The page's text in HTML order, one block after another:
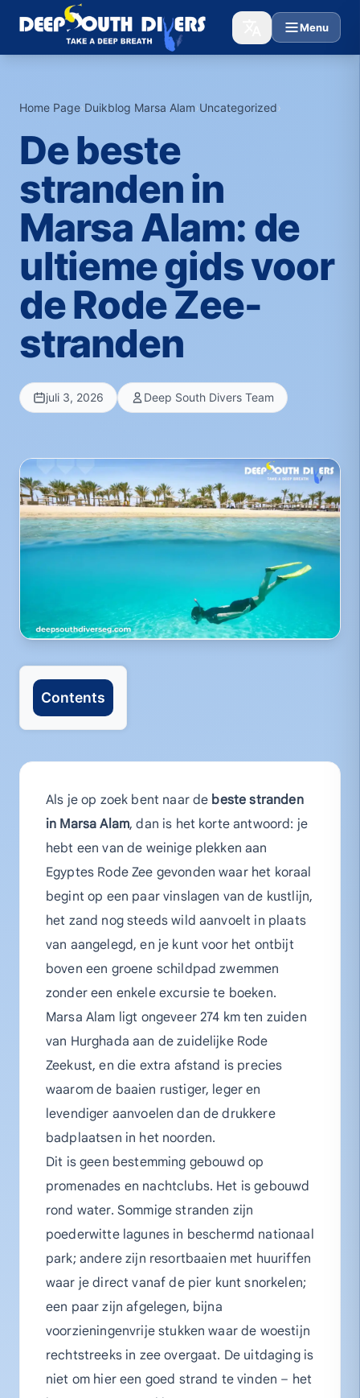
Menu
Home Page›Duikblog Marsa Alam›Uncategorized›
De beste
stranden in
Marsa Alam: de
ultieme gids voor
de Rode Zee-
stranden
juli 3, 2026 Deep South Divers Team
Contents
Als je op zoek bent naar de beste stranden
in Marsa Alam, dan is het korte antwoord: je
hebt een van de weinige plekken aan
Egyptes Rode Zee gevonden waar het koraal
begint op een paar vinslagen van de kustlijn,
het zand nog steeds wild aanvoelt in plaats
van aangelegd, en je kunt voor het ontbijt
boven een groene schildpad zwemmen
zonder een enkele excursie te boeken.
Marsa Alam ligt ongeveer 274 km ten zuiden
van Hurghada aan de zuidelijke Rode
Zeekust, en die extra afstand is precies
waarom de baaien rustiger, leger en
levendiger aanvoelen dan de drukkere
badplaatsen in het noorden.
Dit is geen bestemming gebouwd op
promenades en nachtclubs. Het is gebouwd
rond water. Sommige stranden zijn
poederwitte lagunes in beschermd nationaal
park; andere zijn resortbaaien met huuriffen
waar je direct vanaf de pier kunt snorkelen;
een paar zijn afgelegen, bijna
voorzieningenvrije stukken waar de woestijn
rechtstreeks in zee overgaat. De uitdaging is
niet om hier een goed strand te vinden – het